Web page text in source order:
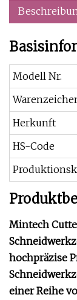
Modell Nr.
Herkunft
HS-Code
Mintech
hochpräzise
einer Reihe